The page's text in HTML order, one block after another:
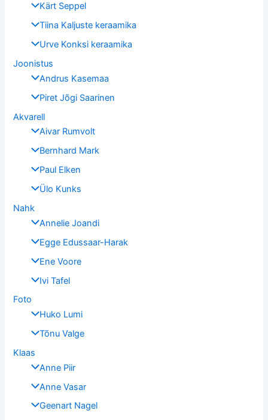
Kärt Seppel
Tiina Kaljuste keraamika
Urve Konksi keraamika
Joonistus
Andrus Kasemaa
Piret Jõgi Saarinen
Akvarell
Aivar Rumvolt
Bernhard Mark
Paul Elken
Ülo Kunks
Nahk
Annelie Joandi
Egge Edussaar-Harak
Ene Voore
Ivi Tafel
Foto
Huko Lumi
Tõnu Valge
Klaas
Anne Piir
Anne Vasar
Geenart Nagel